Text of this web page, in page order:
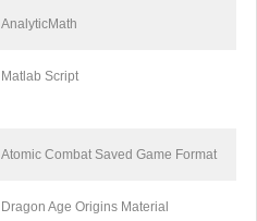
AnalyticMath
Matlab Script
Atomic Combat Saved Game Format
Dragon Age Origins Material